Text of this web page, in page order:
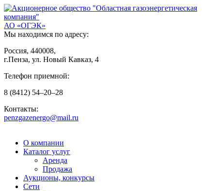
АО «ОГЭК»
Мы находимся по адресу:
Россия, 440008,
г.Пенза, ул. Новый Кавказ, 4
Телефон приемной:
8 (8412) 54–20–28
Контакты:
penzgazenergo@mail.ru
О компании
Каталог услуг
Аренда
Продажа
Аукционы, конкурсы
Сети